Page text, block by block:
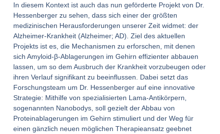
In diesem Kontext ist auch das nun geförderte Projekt von Dr.
Hessenberger zu sehen, dass sich einer der größten
medizinischen Herausforderungen unserer Zeit widmet: der
Alzheimer-Krankheit (Alzheimer; AD). Ziel des aktuellen
Projekts ist es, die Mechanismen zu erforschen, mit denen
sich Amyloid-β-Ablagerungen im Gehirn effizienter abbauen
lassen, um so dem Ausbruch der Krankheit vorzubeugen oder
ihren Verlauf signifikant zu beeinflussen. Dabei setzt das
Forschungsteam um Dr. Hessenberger auf eine innovative
Strategie: Mithilfe von spezialisierten Lama-Antikörpern,
sogenannten Nanobodys, soll gezielt der Abbau von
Proteinablagerungen im Gehirn stimuliert und der Weg für
einen gänzlich neuen möglichen Therapieansatz geebnet